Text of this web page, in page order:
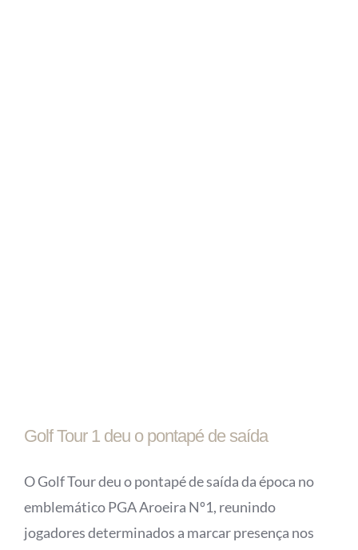
Golf Tour 1 deu o pontapé de saída
O Golf Tour deu o pontapé de saída da época no
emblemático PGA Aroeira Nº1, reunindo
jogadores determinados a marcar presença nos